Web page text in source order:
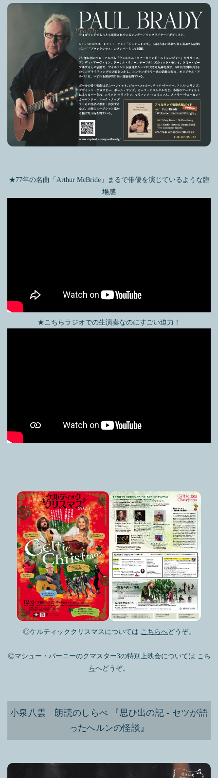
★77年の名曲「Arthur McBride」まるで俳優を演じているような臨
場感
★こちらラジオでの生演奏なのにすごい迫力！
◎ケルティッククリスマスについては こちらへどうぞ。
◎マシュー・バーニーのクマスター3の特別上映会については こち
らへどうぞ。
小泉八雲 朗読のしらべ 『思ひ出の記 - セツが語
ったへルンの怪談』